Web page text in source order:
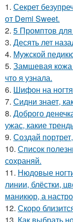
1. Секрет
от Demi Sweet.
2. 5 Промптов
3. Десять лет
4. Мужской
5. Замшевая кожа
что я узнала.
6. Шифон на
7. Сидни знает,
8. Доброго
ужас, какие
9. Создай
10. Список
сохраняй.
11. Нюдовые
линии, блёстки,
маникюр, а
12. Скоро
13. Как выбрать